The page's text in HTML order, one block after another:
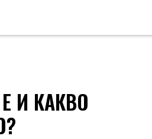
И КАКВО